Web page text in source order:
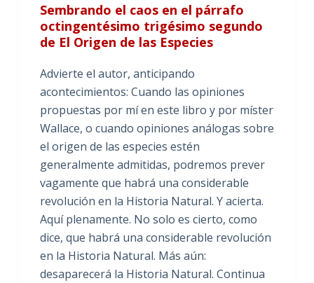
Sembrando el caos en el párrafo
octingentésimo trigésimo segundo
de El Origen de las Especies
Advierte el autor, anticipando
acontecimientos: Cuando las opiniones
propuestas por mí en este libro y por míster
Wallace, o cuando opiniones análogas sobre
el origen de las especies estén
generalmente admitidas, podremos prever
vagamente que habrá una considerable
revolución en la Historia Natural. Y acierta.
Aquí plenamente. No solo es cierto, como
dice, que habrá una considerable revolución
en la Historia Natural. Más aún:
desaparecerá la Historia Natural. Continua